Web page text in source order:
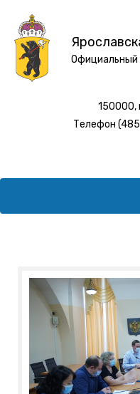
Официальный
150000,
Телефон